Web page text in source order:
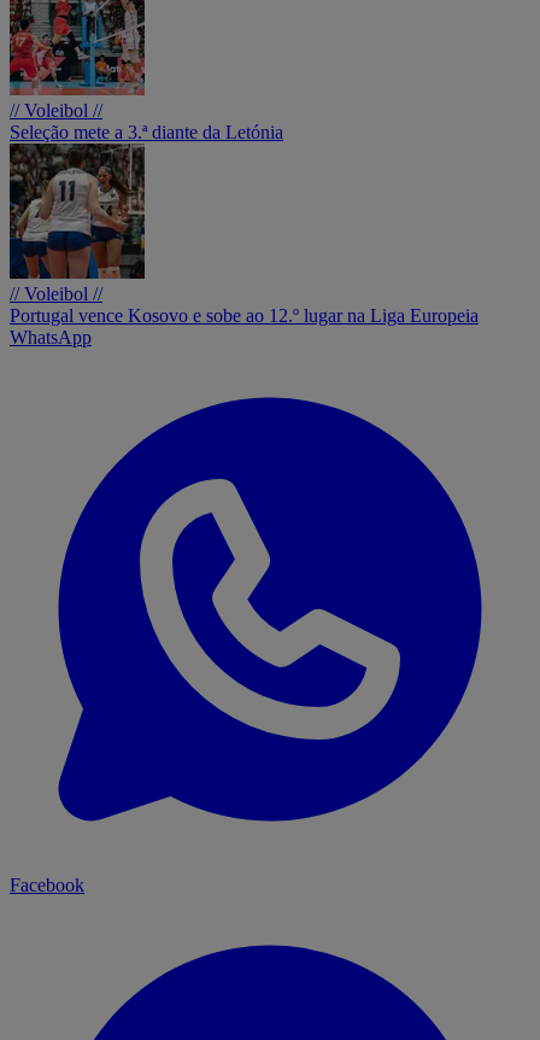
// Voleibol //
Seleção mete a 3.ª diante da Letónia
// Voleibol //
Portugal vence Kosovo e sobe ao 12.º lugar na Liga Europeia
WhatsApp
Facebook